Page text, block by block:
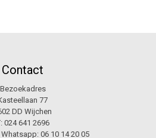
Contact
Bezoekadres
77
DD Wijchen
024 641 2696
06 10 14 20 05